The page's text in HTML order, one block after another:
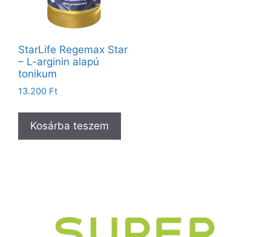
StarLife Regemax Star
– L-arginin alapú
tonikum
13.200 Ft
Kosárba teszem